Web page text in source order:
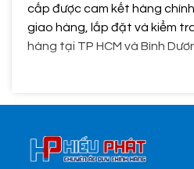
cấp được cam kết hàng
giao hàng, lắp đặt và kiểm
hàng tại TP HCM và Bình